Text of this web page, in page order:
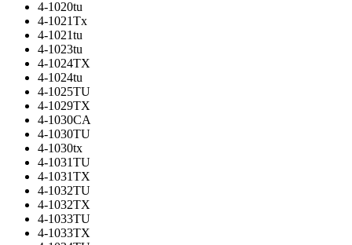
4-1020tu
4-1021Tx
4-1021tu
4-1023tu
4-1024TX
4-1024tu
4-1025TU
4-1029TX
4-1030CA
4-1030TU
4-1030tx
4-1031TU
4-1031TX
4-1032TU
4-1032TX
4-1033TU
4-1033TX